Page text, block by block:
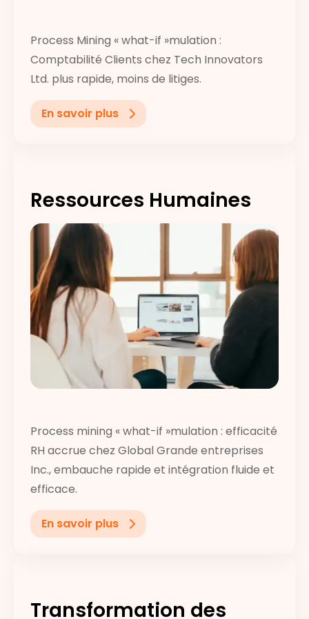
Process Mining « what-if »mulation :
Comptabilité Clients chez Tech Innovators
Ltd. plus rapide, moins de litiges.
En savoir plus
Ressources Humaines
Process mining « what-if »mulation : efficacité
RH accrue chez Global Grande entreprises
Inc., embauche rapide et intégration fluide et
efficace.
En savoir plus
Transformation des